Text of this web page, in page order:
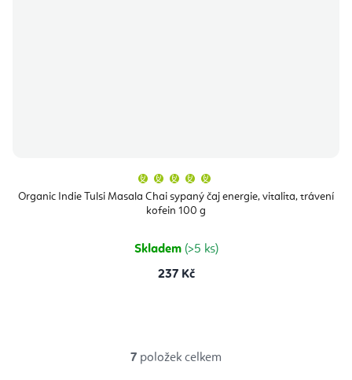
Organic Indie Tulsi Masala Chai sypaný čaj energie, vitalita, trávení
kofein 100 g
produktu
je
hvězdiček.
Skladem (>5 ks)
237 Kč
7 položek celkem